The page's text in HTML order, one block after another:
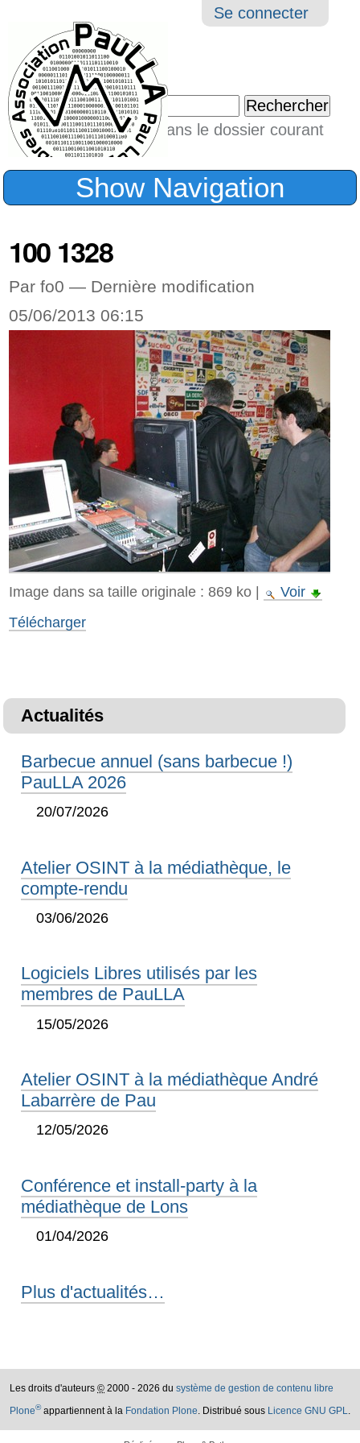
Outils
Se connecter
Chercher par
Seulement dans le dossier courant
Recherche
Show Navigation
100 1328
Par fo0 — Dernière modification
05/06/2013 06:15
Image dans sa taille originale : 869 ko|
Voir
Télécharger
Actualités
Barbecue annuel (sans barbecue !)
PauLLA 2026
20/07/2026
Atelier OSINT à la médiathèque, le
compte-rendu
03/06/2026
Logiciels Libres utilisés par les
membres de PauLLA
15/05/2026
Atelier OSINT à la médiathèque André
Labarrère de Pau
12/05/2026
Conférence et install-party à la
médiathèque de Lons
01/04/2026
Plus d'actualités…
Les droits d'auteurs © 2000 - 2026 du système de gestion de contenu libre
Plone®appartiennent à la Fondation Plone. Distribué sous Licence GNU GPL.